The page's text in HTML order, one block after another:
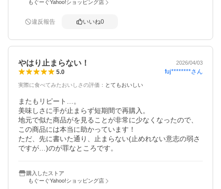
もぐーぐYahoo!ショッピング店
違反報告 いいね0
やはり止まらない！ 2026/04/03
5.0 fuj********さん
実際に食べてみたおいしさの評価 ： とてもおいしい
またもリピート…。
美味しさに手が止まらず短期間で再購入。
地元で似た商品がを見ることが非常に少なくなったので、
この商品には本当に助かっています！
ただ、先に書いた通り、止まらない(止めれない意志の弱さ
ですが…)のが罪なところです。
購入したストア
もぐーぐYahoo!ショッピング店